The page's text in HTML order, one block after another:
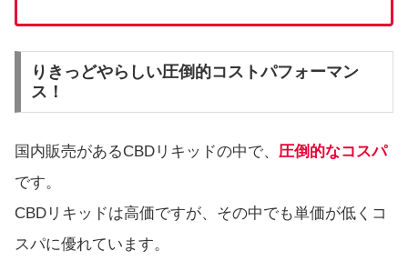
りきっどやらしい圧倒的コストパフォーマン
ス！
国内販売があるCBDリキッドの中で、 圧倒的なコスパ
です。
CBDリキッドは高価ですが、その中でも単価が低くコ
スパに優れています。